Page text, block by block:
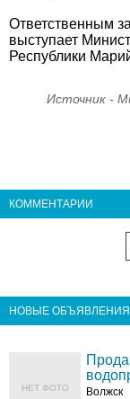
Ответственным
выступает
Республики
Источник -
КОММЕНТАРИИ
НОВЫЕ ОБЪЯВЛЕНИЯ
НЕТ ФОТО Волжск